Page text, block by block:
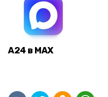
А24 в MAX